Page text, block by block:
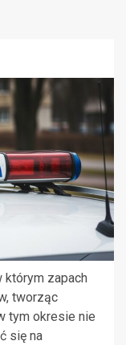
którym zapach
tworząc
tym okresie nie
się na